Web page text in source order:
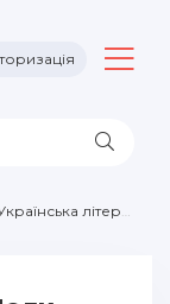
література